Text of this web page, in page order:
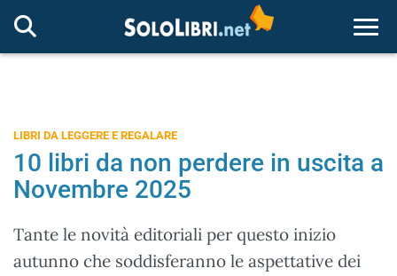
LIBRI DA LEGGERE E REGALARE
10 libri da non perdere in uscita a
Novembre 2025
Tante le novità editoriali per questo inizio
autunno che soddisferanno le aspettative dei